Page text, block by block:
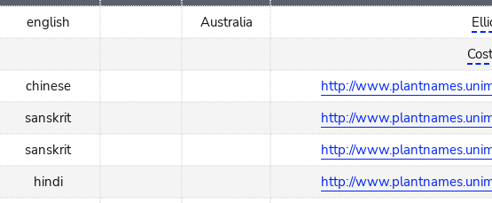
english Australia
chinese
http://
sanskrit
http://
sanskrit
http://
hindi
http://